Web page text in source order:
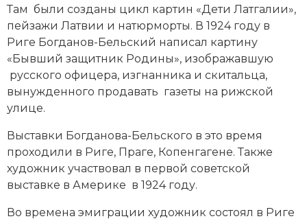
Там были созданы цикл картин «Дети Латгалии»,
пейзажи Латвии и натюрморты. В 1924 году в
Риге Богданов-Бельский написал картину
«Бывший защитник Родины», изображавшую
русского офицера, изгнанника и скитальца,
вынужденного продавать газеты на рижской
улице.
Выставки Богданова-Бельского в это время
проходили в Риге, Праге, Копенгагене. Также
художник участвовал в первой советской
выставке в Америке в 1924 году.
Во времена эмиграции художник состоял в Риге